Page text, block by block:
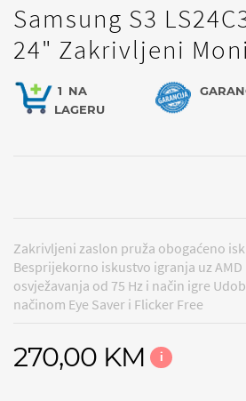
Samsung S3
24" Zakrivljeni
1 NA
LAGERU
Zakrivljeni zaslon pruža obogaćeno
Besprijekorno iskustvo igranja uz
osvježavanja od 75 Hz i način igre
načinom Eye Saver i Flicker Free
270,00 KM i